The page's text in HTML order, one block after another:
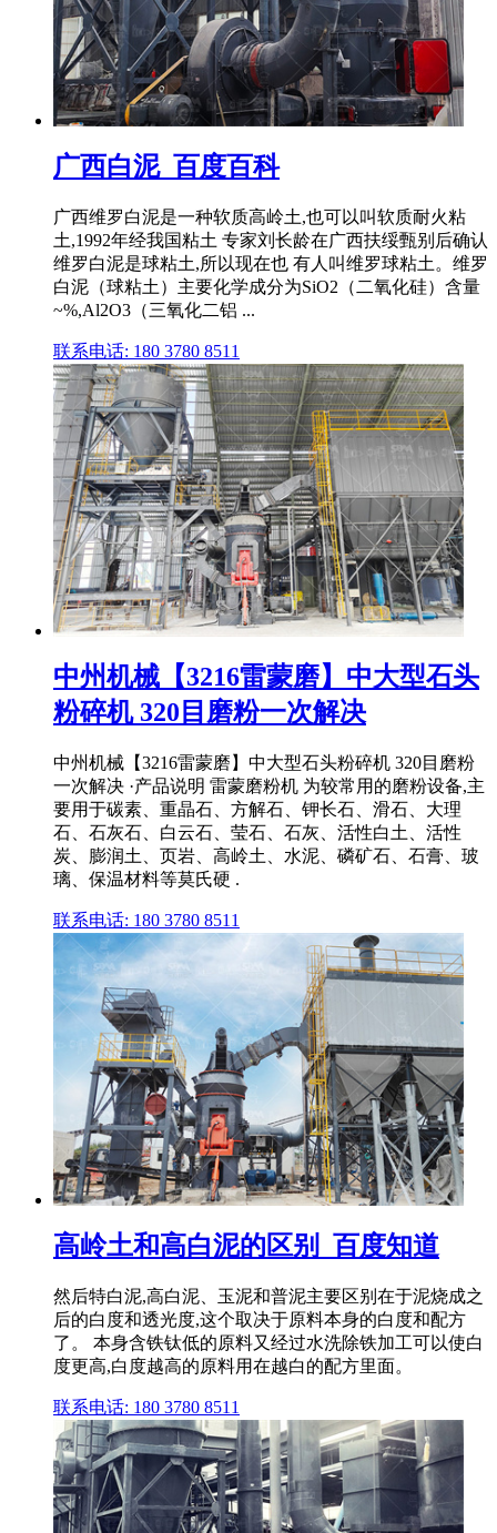
广西白泥_百度百科
广西维罗白泥是一种软质高岭土,也可以叫软质耐火粘
土,1992年经我国粘土 专家刘长龄在广西扶绥甄别后确认
维罗白泥是球粘土,所以现在也 有人叫维罗球粘土。维罗
白泥（球粘土）主要化学成分为SiO2（二氧化硅）含量
~%,Al2O3（三氧化二铝 ...
联系电话: 180 3780 8511
中州机械【3216雷蒙磨】中大型石头
粉碎机 320目磨粉一次解决
中州机械【3216雷蒙磨】中大型石头粉碎机 320目磨粉
一次解决 ·产品说明 雷蒙磨粉机 为较常用的磨粉设备,主
要用于碳素、重晶石、方解石、钾长石、滑石、大理
石、石灰石、白云石、莹石、石灰、活性白土、活性
炭、膨润土、页岩、高岭土、水泥、磷矿石、石膏、玻
璃、保温材料等莫氏硬 .
联系电话: 180 3780 8511
高岭土和高白泥的区别_百度知道
然后特白泥,高白泥、玉泥和普泥主要区别在于泥烧成之
后的白度和透光度,这个取决于原料本身的白度和配方
了。 本身含铁钛低的原料又经过水洗除铁加工可以使白
度更高,白度越高的原料用在越白的配方里面。
联系电话: 180 3780 8511